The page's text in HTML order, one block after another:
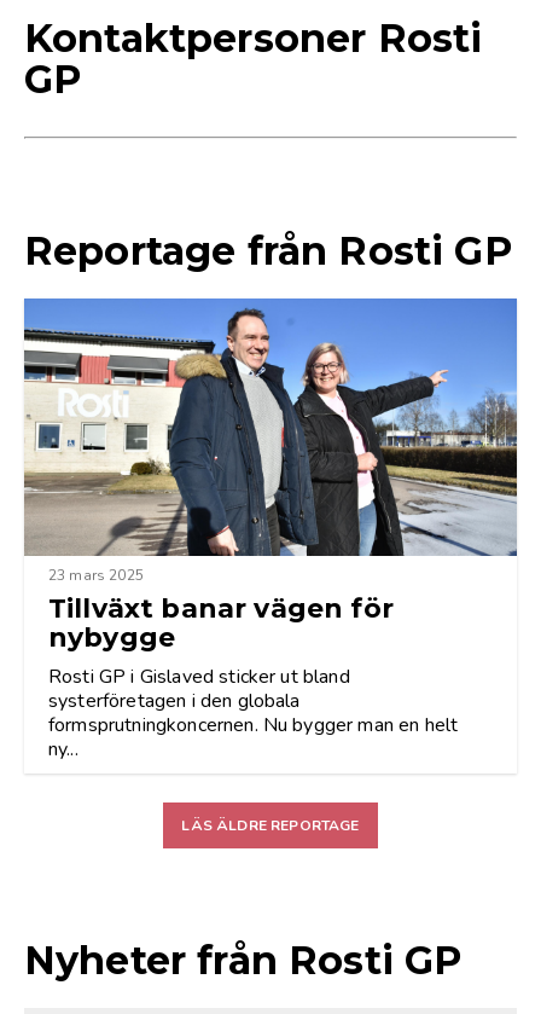
Kontaktpersoner Rosti
GP
Reportage från Rosti GP
23 mars 2025
Tillväxt banar vägen för
nybygge
Rosti GP i Gislaved sticker ut bland
systerföretagen i den globala
formsprutningkoncernen. Nu bygger man en helt
ny...
LÄS ÄLDRE REPORTAGE
Nyheter från Rosti GP